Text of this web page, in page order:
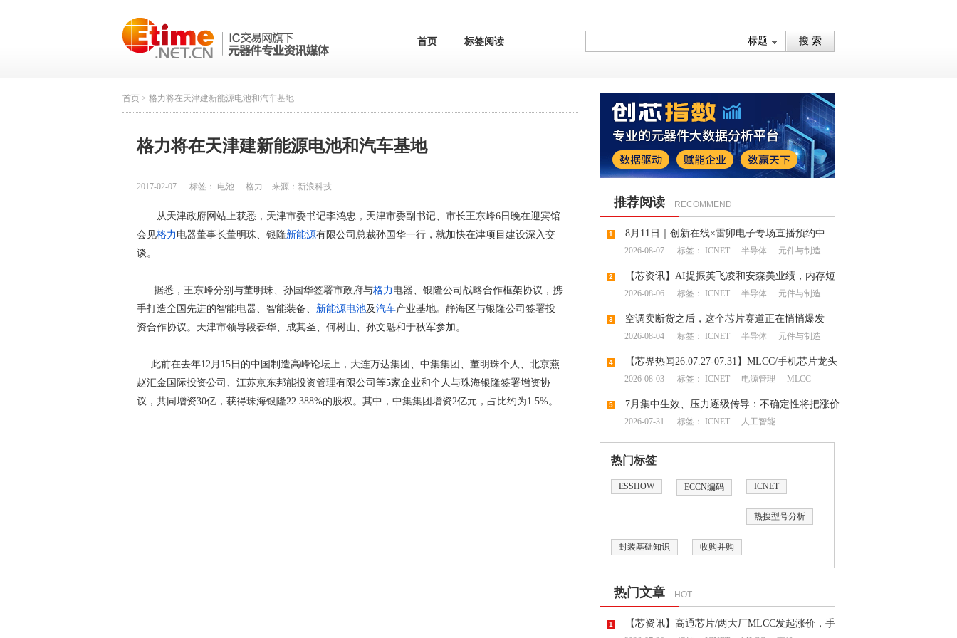
首页 标签阅读
首页 > 格力将在天津建新能源电池和汽车基地
格力将在天津建新能源电池和汽车基地
2017-02-07 标签： 电池 格力 来源： 新浪科技
从天津政府网站上获悉，天津市委书记李鸿忠，天津市委副书记、市长王东峰6日晚在迎宾馆
会见格力 电器董事长董明珠、银隆新能源有限公司总裁孙国华一行，就加快在津项目建设深入交
谈。
据悉，王东峰分别与董明珠、孙国华签署市政府与格力 电器、银隆公司战略合作框架协议，携
手打造全国先进的智能电器、智能装备、 新能源电池及汽车产业基地。静海区与银隆公司签署投
资合作协议。天津市领导段春华、成其圣、何树山、孙文魁和于秋军参加。
此前在去年12月15日的中国制造高峰论坛上，大连万达集团、中集集团、董明珠个人、北京燕
赵汇金国际投资公司、江苏京东邦能投资管理有限公司等5家企业和个人与珠海银隆签署增资协
议，共同增资30亿，获得珠海银隆22.388%的股权。其中，中集集团增资2亿元，占比约为1.5%。
推荐阅读 RECOMMEND
1 8月11日｜创新在线×雷卯电子专场直播预约中
2026-08-07 标签： ICNET 半导体 元件与制造
2
【芯资讯】AI提振英飞凌和安森美业绩，内存短
缺预期延续至明年
2026-08-06 标签： ICNET 半导体 元件与制造
3 空调卖断货之后，这个芯片赛道正在悄悄爆发
2026-08-04 标签： ICNET 半导体 元件与制造
4
【芯界热闻26.07.27-07.31】MLCC/手机芯片龙头
领涨，地震牵动成熟制程半导体供应链
2026-08-03 标签： ICNET 电源管理 MLCC
5
7月集中生效、压力逐级传导：不确定性将把涨价
潮带向何处？
2026-07-31 标签： ICNET 人工智能
热门标签
ESSHOW ECCN编码 ICNET
热搜型号分析
封装基础知识 收购并购
热门文章 HOT
1 【芯资讯】高通芯片/两大厂MLCC发起涨价，手